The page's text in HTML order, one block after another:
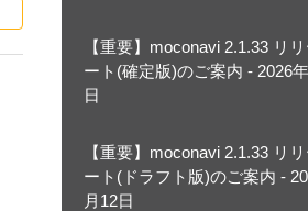
【重要】moconavi 2.1.33 リ
ート(確定版)のご案内 - 2026
日
【重要】moconavi 2.1.33 リ
ート(ドラフト版)のご案内 -
月12日